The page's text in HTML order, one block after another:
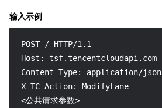
输入示例
POST / HTTP/1.1
Host: tsf.tencentcloudapi.com
Content-Type: application/json
X-TC-Action: ModifyLane
<公共请求参数>